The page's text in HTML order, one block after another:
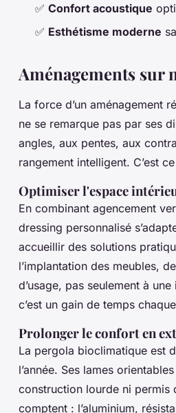
✅ Confort acoustique
✅ Esthétisme moderne
Aménagements sur
La force d’un aménagement
ne se remarque pas par ses
angles, aux pentes, aux
rangement intelligent. C’est
Optimiser l'espace
En combinant agencement
dressing personnalisé
accueillir des solutions
l’implantation des meubles,
d’usage, pas seulement à
c’est un gain de temps
Prolonger le confort en
La pergola bioclimatique est
l’année. Ses lames
construction lourde ni permis
comptent : l’aluminium,